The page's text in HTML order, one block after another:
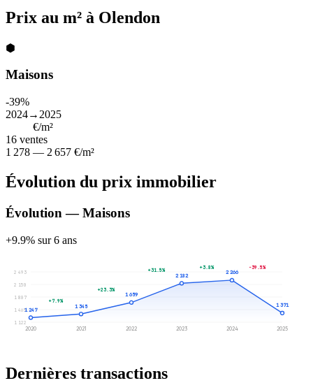
Prix au m² à Olendon
⬢
Maisons
-39%
2024→2025
€/m²
16 ventes
1 278 — 2 657 €/m²
Évolution du prix immobilier
Évolution — Maisons
+9.9% sur 6 ans
1 122
1 465
1 807
2 150
2 493
1 247
2020
1 345
2021
1 659
2022
2 182
2023
2 266
2024
1 371
2025
+7.9%
+23.3%
+31.5% +3.8% -39.5%
Dernières transactions